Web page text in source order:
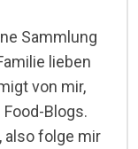
Sammlung
lieben
von mir,
Blogs.
also folge mir